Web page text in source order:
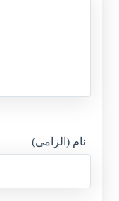
نام (الزامی)